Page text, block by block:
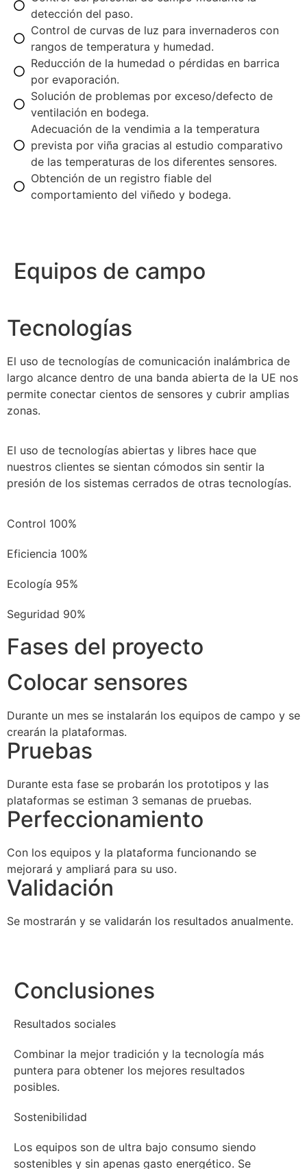
detección del paso.
Control de curvas de luz para invernaderos con
rangos de temperatura y humedad.
Reducción de la humedad o pérdidas en barrica
por evaporación.
Solución de problemas por exceso/defecto de
ventilación en bodega.
Adecuación de la vendimia a la temperatura
prevista por viña gracias al estudio comparativo
de las temperaturas de los diferentes sensores.
Obtención de un registro fiable del
comportamiento del viñedo y bodega.
Equipos de campo
Tecnologías
El uso de tecnologías de comunicación inalámbrica de
largo alcance dentro de una banda abierta de la UE nos
permite conectar cientos de sensores y cubrir amplias
zonas.
El uso de tecnologías abiertas y libres hace que
nuestros clientes se sientan cómodos sin sentir la
presión de los sistemas cerrados de otras tecnologías.
Control 100%
Eficiencia 100%
Ecología 95%
Seguridad 90%
Fases del proyecto
Colocar sensores
Durante un mes se instalarán los equipos de campo y se
crearán la plataformas.
Pruebas
Durante esta fase se probarán los prototipos y las
plataformas se estiman 3 semanas de pruebas.
Perfeccionamiento
Con los equipos y la plataforma funcionando se
mejorará y ampliará para su uso.
Validación
Se mostrarán y se validarán los resultados anualmente.
Conclusiones
Resultados sociales
Combinar la mejor tradición y la tecnología más
puntera para obtener los mejores resultados
posibles.
Sostenibilidad
Los equipos son de ultra bajo consumo siendo
sostenibles y sin apenas gasto energético. Se